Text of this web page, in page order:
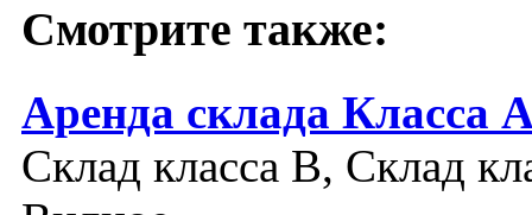
Смотрите также:
Аренда склада Класса
Склад класса B, Склад